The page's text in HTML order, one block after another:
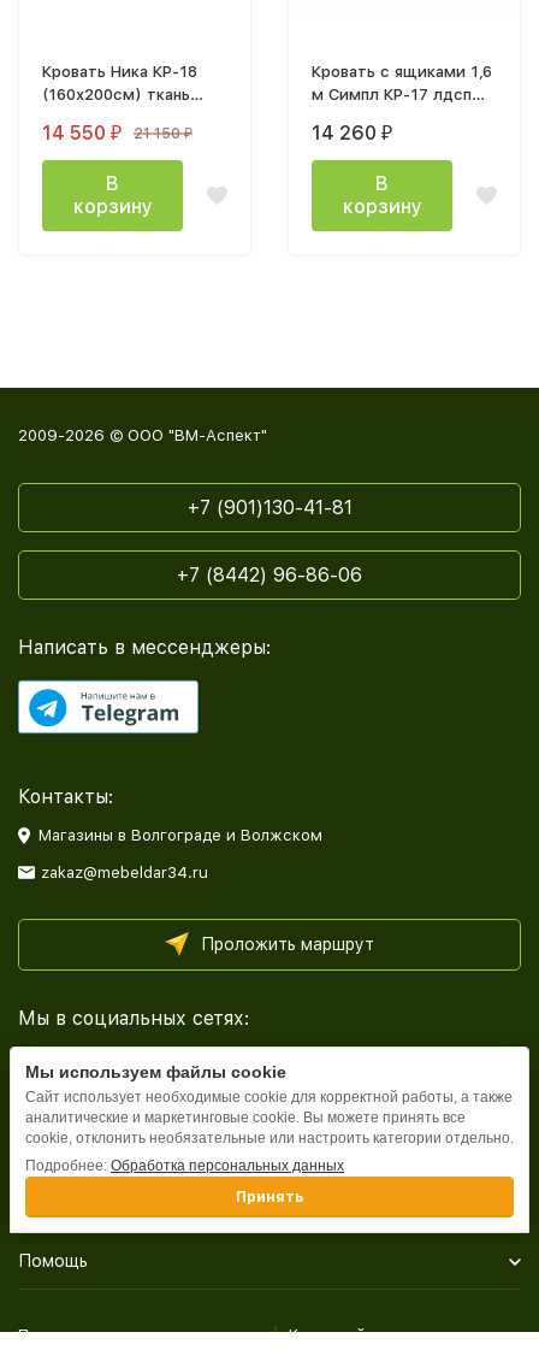
Кровать Ника КР-18
(160х200см) ткань
14 550 ₽ 21 150₽
В
корзину
Кровать с ящиками 1,6
м Симпл КР-17 лдсп
настилом
14 260 ₽
В
корзину
2009-2026 © ООО "ВМ-Аспект"
+7 (901)130-41-81
+7 (8442) 96-86-06
Написать в мессенджеры:
Контакты:
Магазины в Волгограде и Волжском
zakaz@mebeldar34.ru
Проложить маршрут
Мы в социальных сетях:
Каталог
Помощь
Политика персональных данных Карта сайта
Мы используем файлы cookie
Сайт использует необходимые cookie для корректной работы, а также
аналитические и маркетинговые cookie. Вы можете принять все
cookie, отклонить необязательные или настроить категории отдельно.
Подробнее: Обработка персональных данных
Принять